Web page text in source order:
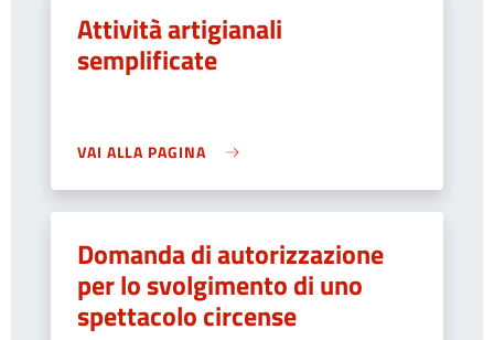
Attività artigianali
semplificate
VAI ALLA PAGINA
Domanda di autorizzazione
per lo svolgimento di uno
spettacolo circense